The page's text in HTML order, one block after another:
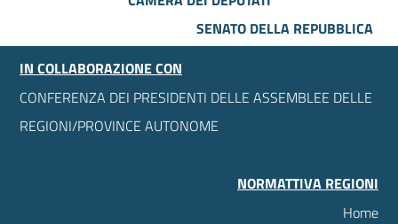
SENATO DELLA REPUBBLICA
IN COLLABORAZIONE CON
CONFERENZA DEI PRESIDENTI DELLE ASSEMBLEE DELLE
REGIONI/PROVINCE AUTONOME
NORMATTIVA REGIONI
Home